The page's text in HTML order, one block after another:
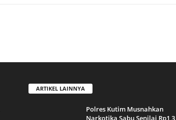
ARTIKEL LAINNYA
Polres Kutim Musnahkan
Narkotika Sabu Senilai Rp1,3